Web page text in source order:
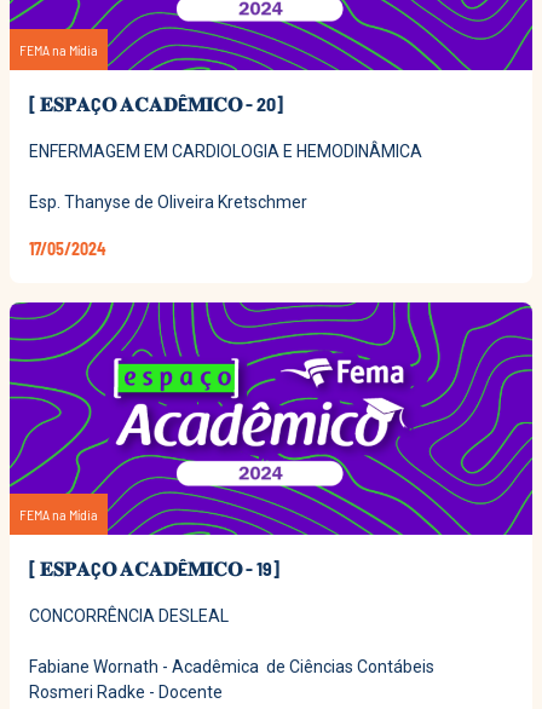
FEMA na Mídia
[ 𝐄𝐒𝐏𝐀Ç𝐎 𝐀𝐂𝐀𝐃Ê𝐌𝐈𝐂𝐎 - 20]
ENFERMAGEM EM CARDIOLOGIA E HEMODINÂMICA
Esp. Thanyse de Oliveira Kretschmer
17/05/2024
FEMA na Mídia
[ 𝐄𝐒𝐏𝐀Ç𝐎 𝐀𝐂𝐀𝐃Ê𝐌𝐈𝐂𝐎 - 19]
CONCORRÊNCIA DESLEAL
Fabiane Wornath - Acadêmica de Ciências Contábeis
Rosmeri Radke - Docente